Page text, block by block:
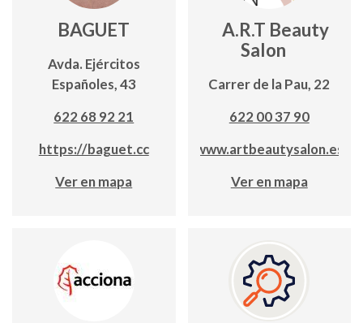
BAGUET
Avda. Ejércitos
Españoles, 43
622 68 92 21
https://baguet.cc
Ver en mapa
A.R.T Beauty
Salon
Carrer de la Pau, 22
622 00 37 90
www.artbeautysalon.es
Ver en mapa